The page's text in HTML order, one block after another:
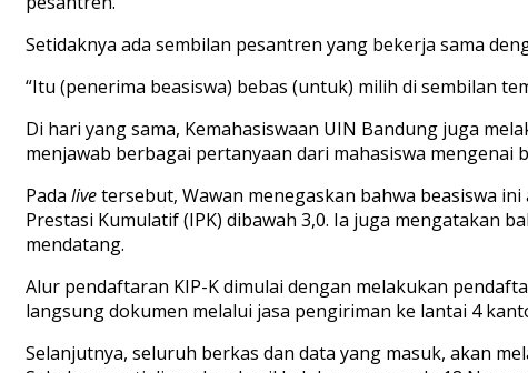
Setidaknya ada sembilan pesantren yang bekerja sama
“Itu (penerima beasiswa) bebas (untuk) milih di sembilan
Di hari yang sama, Kemahasiswaan UIN Bandung juga
menjawab berbagai pertanyaan dari mahasiswa mengenai
Pada livetersebut, Wawan menegaskan bahwa beasiswa
Prestasi Kumulatif (IPK) dibawah 3,0. Ia juga mengatakan
mendatang.
Alur pendaftaran KIP-K dimulai dengan melakukan
langsung dokumen melalui jasa pengiriman ke lantai 4
Selanjutnya, seluruh berkas dan data yang masuk, akan